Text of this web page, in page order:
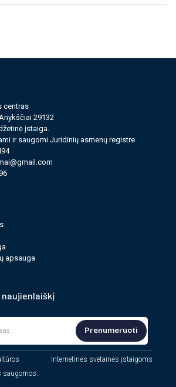
cen­tras
29132
įstaiga.
ir saugomi Juri­dinių asmenų reg­istre
apsauga
Prenumeruoti
saugomos.
Internetinės svetainės įstaigoms